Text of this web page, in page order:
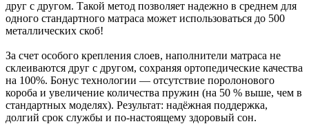
друг с другом. Такой метод позволяет надежно в среднем для
одного стандартного матраса может использоваться до 500
металлических скоб!
За счет особого крепления слоев, наполнители матраса не
склеиваются друг с другом, сохраняя ортопедические качества
на 100%. Бонус технологии — отсутствие поролонового
короба и увеличение количества пружин (на 50 % выше, чем в
стандартных моделях). Результат: надёжная поддержка,
долгий срок службы и по‑настоящему здоровый сон.